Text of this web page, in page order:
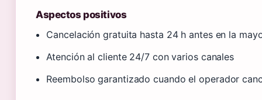
Aspectos positivos
Cancelación gratuita hasta 24 h antes en la
Atención al cliente 24/7 con varios canales
Reembolso garantizado cuando el operador